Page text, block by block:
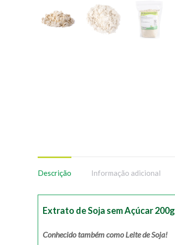
Descrição Informação adicional
Extrato de Soja sem Açúcar 200g
Conhecido também como Leite de Soja!